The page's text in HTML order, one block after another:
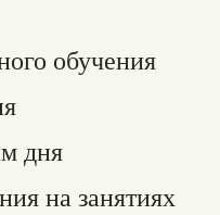
обучения
дня
на занятиях